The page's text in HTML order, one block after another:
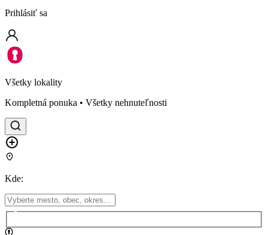
Prihlásiť sa
Všetky lokality
Kompletná ponuka • Všetky nehnuteľnosti
Kde: